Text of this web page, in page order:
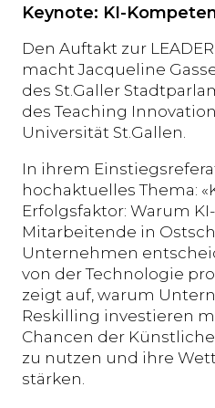
Keynote: KI-
Den Auftakt zur
macht Jacqueline
des St.Galler
des Teaching
Universität St.Gallen.
In ihrem
hochaktuelles Thema:
Erfolgsfaktor: Warum
Mitarbeitende in
Unternehmen
von der Technologie
zeigt auf, warum
Reskilling investieren
Chancen der
zu nutzen und ihre
stärken.